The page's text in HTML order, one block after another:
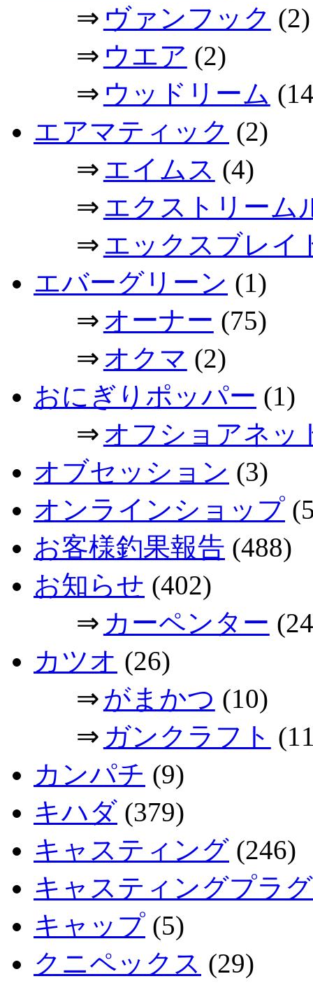
⇒ ヴァンフック (2)
⇒ ウエア (2)
⇒ ウッドリーム
エアマティック (2)
⇒ エイムス (4)
⇒ エクストリーム
⇒ エックスブレイ
エバーグリーン (1)
⇒ オーナー (75)
⇒ オクマ (2)
おにぎりポッパー (1)
⇒ オフショアネッ
オブセッション (3)
オンラインショップ
お客様釣果報告 (488)
お知らせ (402)
⇒ カーペンター
カツオ (26)
⇒ がまかつ (10)
⇒ ガンクラフト
カンパチ (9)
キハダ (379)
キャスティング (246)
キャスティングプラ
キャップ (5)
クニペックス (29)